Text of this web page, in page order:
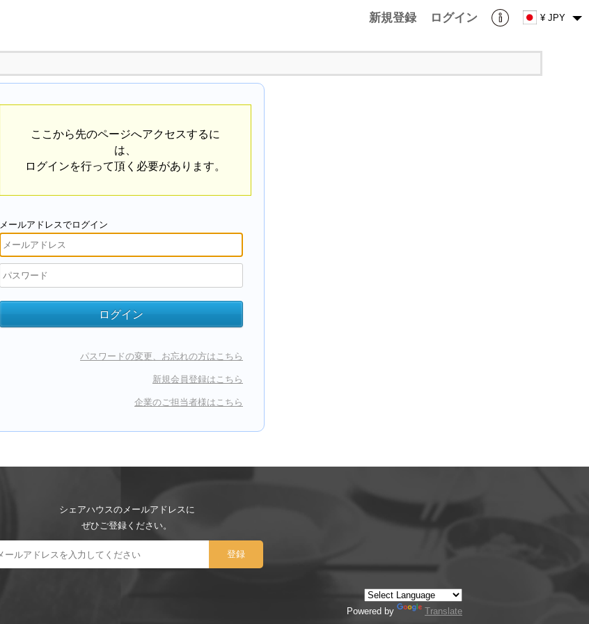
新規登録 ログイン ¥ JPY
ここから先のページへアクセスするに
は、
ログインを行って頂く必要があります。
メールアドレスでログイン
パスワードの変更、お忘れの方はこちら
新規会員登録はこちら
企業のご担当者様はこちら
シェアハウスのメールアドレスに
ぜひご登録ください。
Powered by Translate